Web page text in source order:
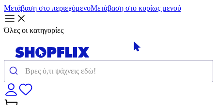
Μετάβαση στο περιεχόμενοΜετάβαση στο κυρίως μενού
Όλες οι κατηγορίες